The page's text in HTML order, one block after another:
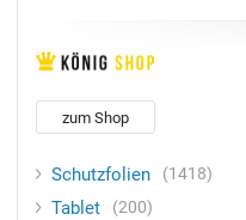
zum Shop
Schutzfolien 1418
Tablet 200